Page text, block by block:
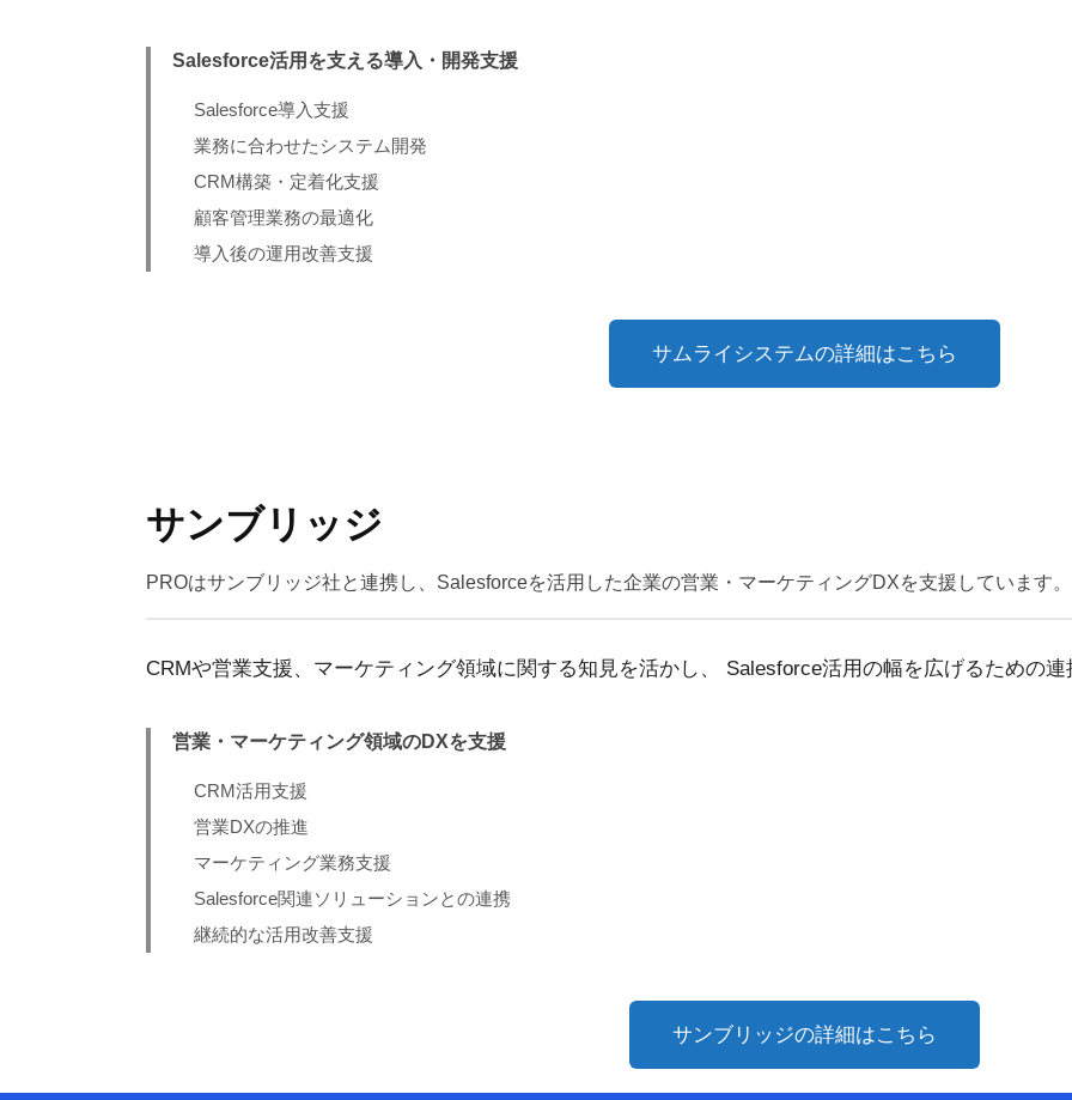
Salesforce活用を支える導入・開発支援
Salesforce導入支援
業務に合わせたシステム開発
CRM構築・定着化支援
顧客管理業務の最適化
導入後の運用改善支援
サムライシステムの詳細はこちら
サンブリッジ
PROはサンブリッジ社と連携し、Salesforceを活用した企業の営業・マーケティングDXを支援しています。
CRMや営業支援、マーケティング領域に関する知見を活かし、 Salesforce活用の幅を広げるための連
営業・マーケティング領域のDXを支援
CRM活用支援
営業DXの推進
マーケティング業務支援
Salesforce関連ソリューションとの連携
継続的な活用改善支援
サンブリッジの詳細はこちら